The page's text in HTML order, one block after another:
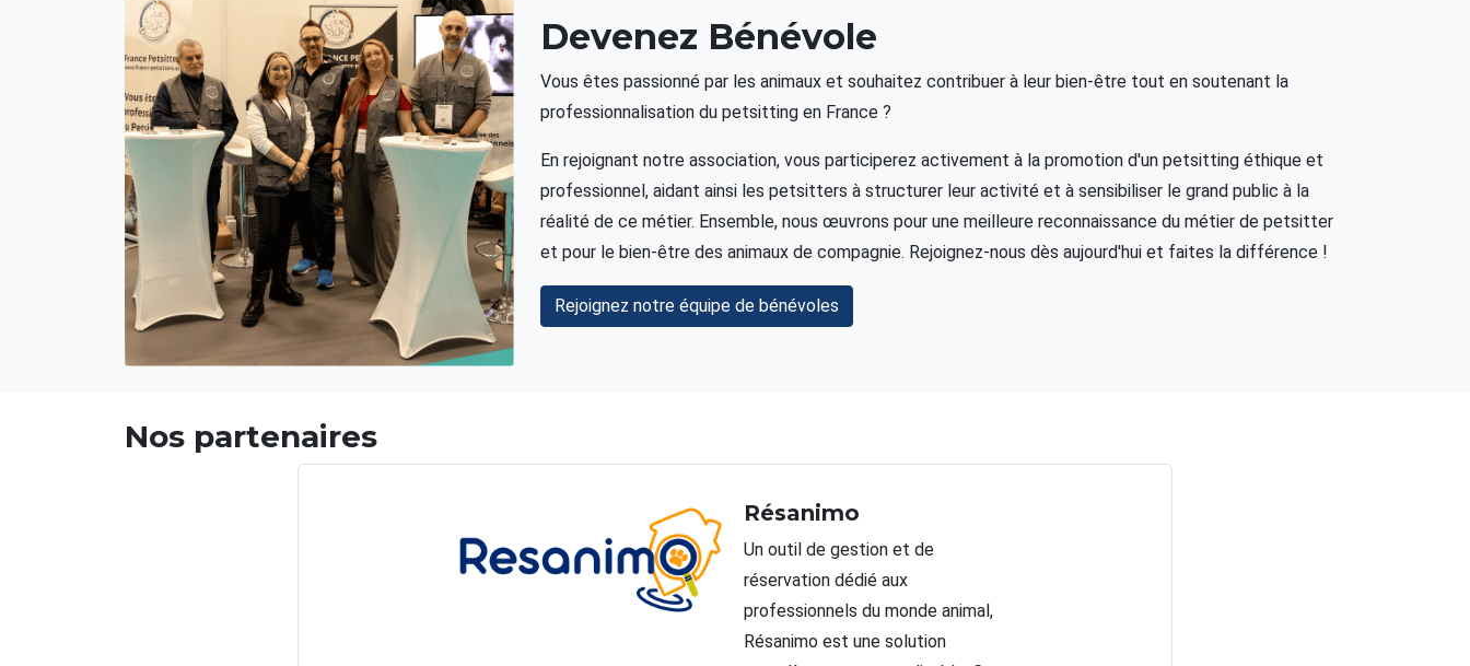
Devenez Bénévole
Vous êtes passionné par les animaux et souhaitez contribuer à leur bien-être tout en soutenant la
professionnalisation du petsitting en France ?
En rejoignant notre association, vous participerez activement à la promotion d'un petsitting éthique et
professionnel, aidant ainsi les petsitters à structurer leur activité et à sensibiliser le grand public à la
réalité de ce métier. Ensemble, nous œuvrons pour une meilleure reconnaissance du métier de petsitter
et pour le bien-être des animaux de compagnie. Rejoignez-nous dès aujourd'hui et faites la différence !
Rejoignez notre équipe de bénévoles
Nos partenaires
Gaëlle AnimO Réseaux
Comportementaliste formée, j'ai
fondé AnimOréseaux pour aider les
pros du secteur animalier à
communiquer avec impact sur les